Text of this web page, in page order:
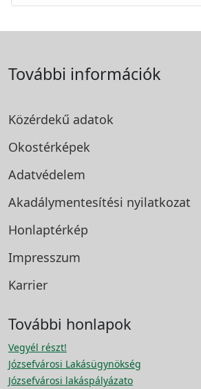
További információk
Közérdekű adatok
Okostérképek
Adatvédelem
Akadálymentesítési nyilatkozat
Honlaptérkép
Impresszum
Karrier
További honlapok
Vegyél részt!
Józsefvárosi Lakásügynökség
Józsefvárosi lakáspályázato